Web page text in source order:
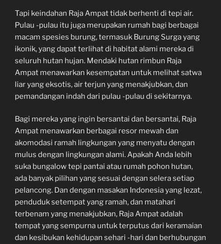
Tapi keindahan Raja Ampat tidak berhenti di tepi air.
Pulau -pulau itu juga merupakan rumah bagi berbagai
macam spesies burung, termasuk Burung Surga yang
ikonik, yang dapat terlihat di habitat alami mereka di
seluruh hutan hujan. Mendaki hutan rimbun Raja
Ampat menawarkan kesempatan untuk melihat satwa
liar yang eksotis, air terjun yang menakjubkan, dan
pemandangan indah dari pulau -pulau di sekitarnya.
Bagi mereka yang ingin bersantai dan bersantai, Raja
Ampat menawarkan berbagai resor mewah dan
akomodasi ramah lingkungan yang menyatu dengan
mulus dengan lingkungan alami. Apakah Anda lebih
suka bungalow tepi pantai atau rumah pohon hutan,
ada banyak pilihan yang sesuai dengan selera setiap
pelancong. Dan dengan masakan Indonesia yang lezat,
penduduk setempat yang ramah, dan matahari
terbenam yang menakjubkan, Raja Ampat adalah
tempat yang sempurna untuk terputus dari keramaian
dan kesibukan kehidupan sehari -hari dan berhubungan